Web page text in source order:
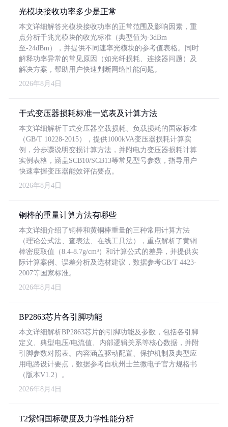
光模块接收功率多少是正常
本文详细解答光模块接收功率的正常范围及影响因素，重
点分析千兆光模块的收光标准（典型值为-3dBm
至-24dBm），并提供不同速率光模块的参考值表格。同时
解释功率异常的常见原因（如光纤损耗、连接器问题）及
解决方案，帮助用户快速判断网络性能问题。
2026年8月4日
干式变压器损耗标准一览表及计算方法
本文详细解析干式变压器空载损耗、负载损耗的国家标准
（GB/T 10228-2015），提供1000kVA变压器损耗计算实
例，分步骤说明变损计算方法，并附电力变压器损耗计算
实例表格，涵盖SCB10/SCB13等常见型号参数，指导用户
快速掌握变压器能效评估要点。
2026年8月4日
铜棒的重量计算方法有哪些
本文详细介绍了铜棒和黄铜棒重量的三种常用计算方法
（理论公式法、查表法、在线工具法），重点解析了黄铜
棒密度取值（8.4-8.7g/cm³）和计算公式的差异，并提供实
际计算案例、误差分析及选材建议，数据参考GB/T 4423-
2007等国家标准。
2026年8月4日
BP2863芯片各引脚功能
本文详细解析BP2863芯片的引脚功能及参数，包括各引脚
定义、典型电压/电流值、内部逻辑关系等核心数据，并附
引脚参数对照表。内容涵盖驱动配置、保护机制及典型应
用电路设计要点，数据参考自杭州士兰微电子官方规格书
（版本V1.2）。
2026年8月4日
T2紫铜国标硬度及力学性能分析